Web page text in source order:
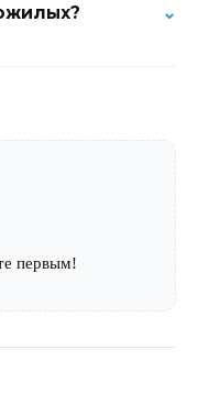
закатом. Если хотите
⌄
первым!